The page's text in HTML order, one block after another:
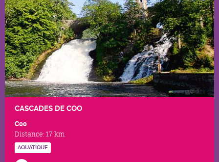
CASCADES DE COO
Coo
Distance: 17 km
AQUATIQUE